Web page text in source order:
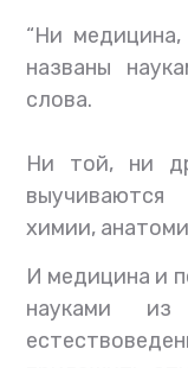
“Ни медицина,
названы
слова.
Ни той, ни
химии,
И медицина и
науками